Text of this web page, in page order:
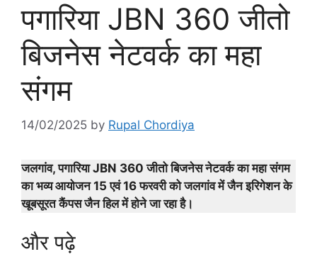
पगारिया JBN 360 जीतो
बिजनेस नेटवर्क का महा
संगम
14/02/2025 by Rupal Chordiya
जलगांव, पगारिया JBN 360 जीतो बिजनेस नेटवर्क का महा संगम
का भव्य आयोजन 15 एवं 16 फरवरी को जलगांव में जैन इरिगेशन के
खूबसूरत कैंपस जैन हिल में होने जा रहा है।
और पढ़े